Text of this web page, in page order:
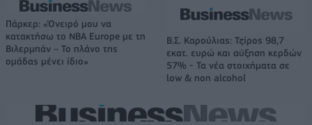
Πάρκερ: «Όνειρό μου να
κατακτήσω το ΝΒΑ Europe με τη
Βιλερμπάν – Το πλάνο της
ομάδας μένει ίδιο»
Β.Σ. Καρούλιας: Τζίρος 98,7
εκατ. ευρώ και αύξηση κερδών
57% - Τα νέα στοιχήματα σε
low & non alcohol